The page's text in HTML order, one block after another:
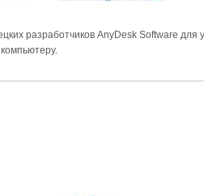
разработчиков AnyDesk Software для
компьютеру.